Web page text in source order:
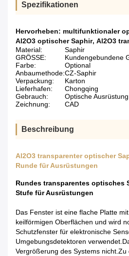
Spezifikationen
Hervorheben: multifunktionaler
Al2O3 optischer Saphir, Al2O3
Material:
Saphir
GRÖSSE:
Kundengebundene
Farbe:
Optional
Anbaumethode:CZ-Saphir
Verpackung:
Karton
Lieferhafen:
Chongqing
Gebrauch:
Optische Ausrüstung
Zeichnung:
CAD
Beschreibung
Al2O3 transparenter optischer
Runde für Ausrüstungen
Rundes transparentes optisches
Stufe für Ausrüstungen
Das Fenster ist eine flache Platte
keilförmigen Oberflächen und wird
Schutzfenster für elektronische
Umgebungsdetektoren
Vergrößerung des Systems